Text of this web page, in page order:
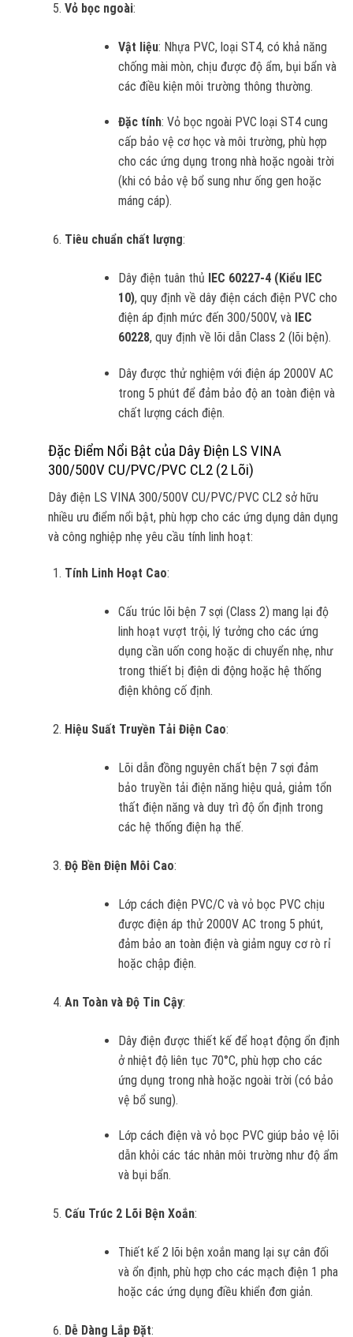
Vỏ bọc ngoài:
Vật liệu: Nhựa PVC, loại ST4, có khả năng
chống mài mòn, chịu được độ ẩm, bụi bẩn và
các điều kiện môi trường thông thường.
Đặc tính: Vỏ bọc ngoài PVC loại ST4 cung
cấp bảo vệ cơ học và môi trường, phù hợp
cho các ứng dụng trong nhà hoặc ngoài trời
(khi có bảo vệ bổ sung như ống gen hoặc
máng cáp).
Tiêu chuẩn chất lượng:
Dây điện tuân thủ
IEC 60227-4 (Kiểu IEC
10), quy định về dây điện cách điện PVC cho
điện áp định mức đến 300/500V, và IEC
60228, quy định về lõi dẫn Class 2 (lõi bện).
Dây được thử nghiệm với điện áp 2000V AC
trong 5 phút để đảm bảo độ an toàn điện và
chất lượng cách điện.
Đặc Điểm Nổi Bật của Dây Điện LS VINA
300/500V CU/PVC/PVC CL2 (2 Lõi)
Dây điện LS VINA 300/500V CU/PVC/PVC CL2 sở hữu
nhiều ưu điểm nổi bật, phù hợp cho các ứng dụng dân dụng
và công nghiệp nhẹ yêu cầu tính linh hoạt:
Tính Linh Hoạt Cao:
Cấu trúc lõi bện 7 sợi (Class 2) mang lại độ
linh hoạt vượt trội, lý tưởng cho các ứng
dụng cần uốn cong hoặc di chuyển nhẹ, như
trong thiết bị điện di động hoặc hệ thống
điện không cố định.
Hiệu Suất Truyền Tải Điện Cao:
Lõi dẫn đồng nguyên chất bện 7 sợi đảm
bảo truyền tải điện năng hiệu quả, giảm tổn
thất điện năng và duy trì độ ổn định trong
các hệ thống điện hạ thế.
Độ Bền Điện Môi Cao:
Lớp cách điện PVC/C và vỏ bọc PVC chịu
được điện áp thử 2000V AC trong 5 phút,
đảm bảo an toàn điện và giảm nguy cơ rò rỉ
hoặc chập điện.
An Toàn và Độ Tin Cậy:
Dây điện được thiết kế để hoạt động ổn định
ở nhiệt độ liên tục 70°C, phù hợp cho các
ứng dụng trong nhà hoặc ngoài trời (có bảo
vệ bổ sung).
Lớp cách điện và vỏ bọc PVC giúp bảo vệ lõi
dẫn khỏi các tác nhân môi trường như độ ẩm
và bụi bẩn.
Cấu Trúc 2 Lõi Bện Xoắn:
Thiết kế 2 lõi bện xoắn mang lại sự cân đối
và ổn định, phù hợp cho các mạch điện 1 pha
hoặc các ứng dụng điều khiển đơn giản.
Dễ Dàng Lắp Đặt: